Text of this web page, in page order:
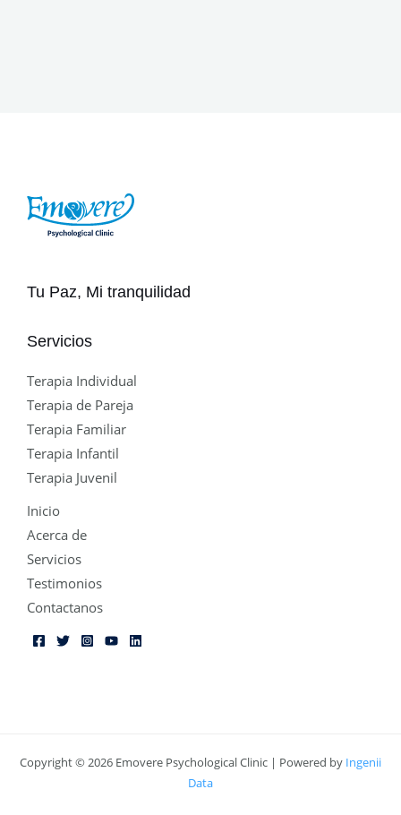
Tu Paz, Mi tranquilidad
Servicios
Terapia Individual
Terapia de Pareja
Terapia Familiar
Terapia Infantil
Terapia Juvenil
Inicio
Acerca de
Servicios
Testimonios
Contactanos
Copyright © 2026 Emovere Psychological Clinic | Powered by Ingenii
Data